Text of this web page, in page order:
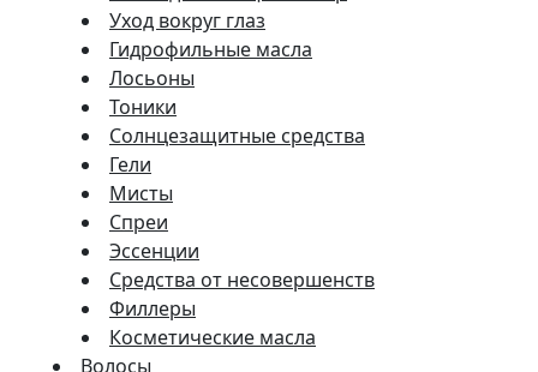
Уход вокруг глаз
Гидрофильные масла
Лосьоны
Тоники
Солнцезащитные средства
Гели
Мисты
Спреи
Эссенции
Средства от несовершенств
Филлеры
Косметические масла
Волосы